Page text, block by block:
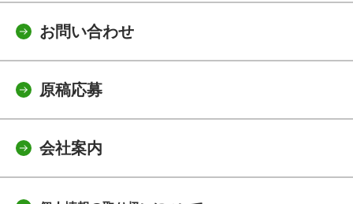
お問い合わせ
原稿応募
会社案内